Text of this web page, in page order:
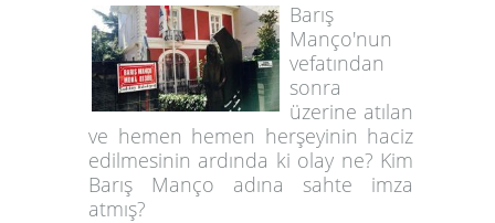
Barış
Manço'nun
vefatından
sonra
üzerine atılan
ve hemen hemen herşeyinin haciz
edilmesinin ardında ki olay ne? Kim
Barış Manço adına sahte imza
atmış?